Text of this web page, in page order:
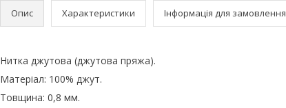
Опис Характеристики Інформація для замовлення
Нитка джутова (джутова пряжа).
Матеріал: 100% джут.
Товщина: 0,8 мм.